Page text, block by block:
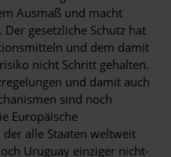
Ausmaß und macht
gesetzliche Schutz hat
und dem damit
nicht Schritt gehalten.
und damit auch
sind noch
Europäische
alle Staaten weltweit
Uruguay einziger nicht-